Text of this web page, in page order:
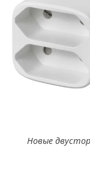
Новые